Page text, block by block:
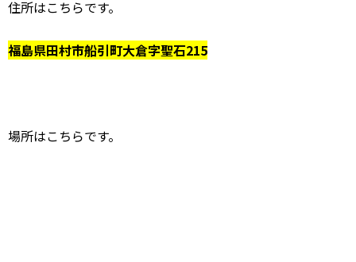
住所はこちらです。
福島県田村市船引町大倉字聖石215
場所はこちらです。